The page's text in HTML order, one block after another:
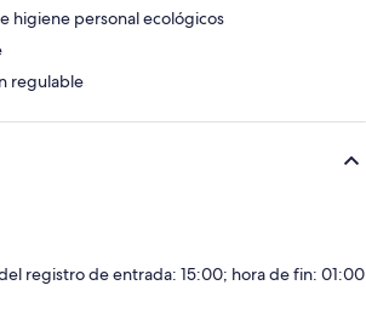
higiene personal ecológicos
regulable
registro de entrada: 15:00; hora de fin: 01:00